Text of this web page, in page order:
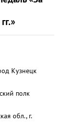
Кузнецк
полк
обл., г.